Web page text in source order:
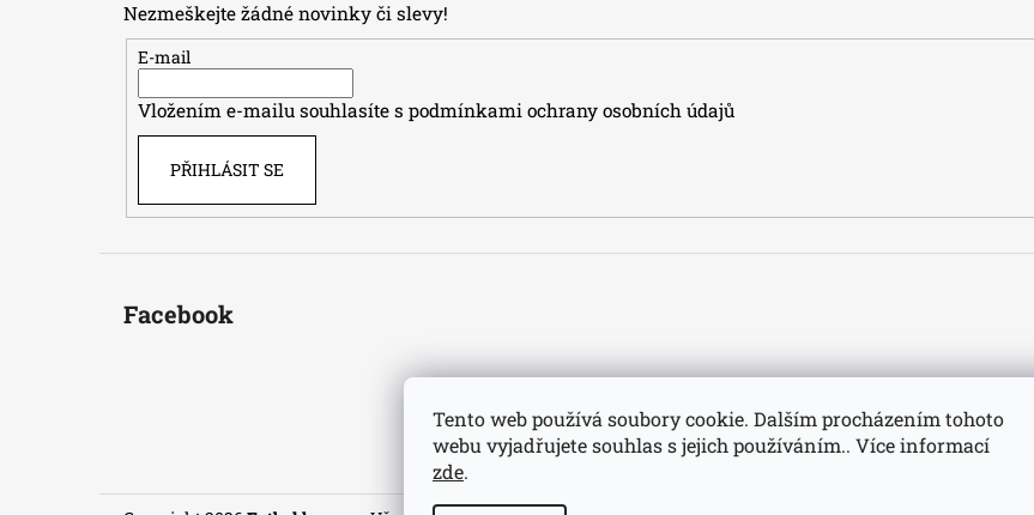
Tento web používá soubory cookie. Dalším procházením tohoto
webu vyjadřujete souhlas s jejich používáním.. Více informací
zde.
Nezmeškejte žádné novinky či slevy!
E-mail
Vložením e-mailu souhlasíte s podmínkami ochrany osobních údajů
PŘIHLÁSIT SE
Facebook